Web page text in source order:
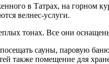
в Татрах, на горном
велнес-услуги.
тонах. Все они
посещать сауны, паровую
также помещение для